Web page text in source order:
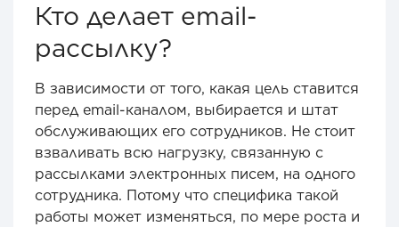
Кто делает email-
рассылку?
В зависимости от того, какая цель ставится
перед email-каналом, выбирается и штат
обслуживающих его сотрудников. Не стоит
взваливать всю нагрузку, связанную с
рассылками электронных писем, на одного
сотрудника. Потому что специфика такой
работы может изменяться, по мере роста и